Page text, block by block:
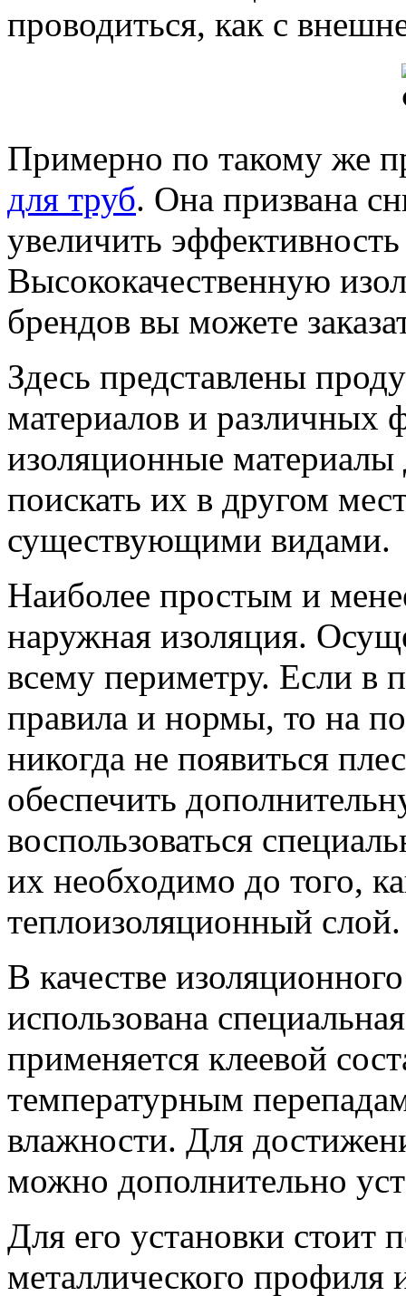
проводиться, как с
Примерно по такому же
для труб. Она призвана
увеличить
Высококачественную
брендов вы можете
Здесь представлены
материалов и
изоляционные материалы
поискать их в другом
существующими видами.
Наиболее простым и
наружная изоляция.
всему периметру. Если в
правила и нормы, то на
никогда не появиться
обеспечить
воспользоваться
их необходимо до того,
теплоизоляционный слой.
В качестве
использована
применяется клеевой
температурным
влажности. Для
можно дополнительно
Для его установки стоит
металлического профиля